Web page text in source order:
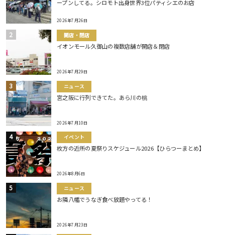
ープンしてる。シロモト出身世界3位パティシエのお店
2026年7月26日
開店・閉店
イオンモール久御山の複数店舗が開店＆閉店
2026年7月29日
ニュース
宮之阪に行列できてた。あら川の桃
2026年7月10日
イベント
枚方の近所の夏祭りスケジュール2026【ひらつーまとめ】
2026年8月6日
ニュース
お隣八幡でうなぎ食べ放題やってる！
2026年7月23日